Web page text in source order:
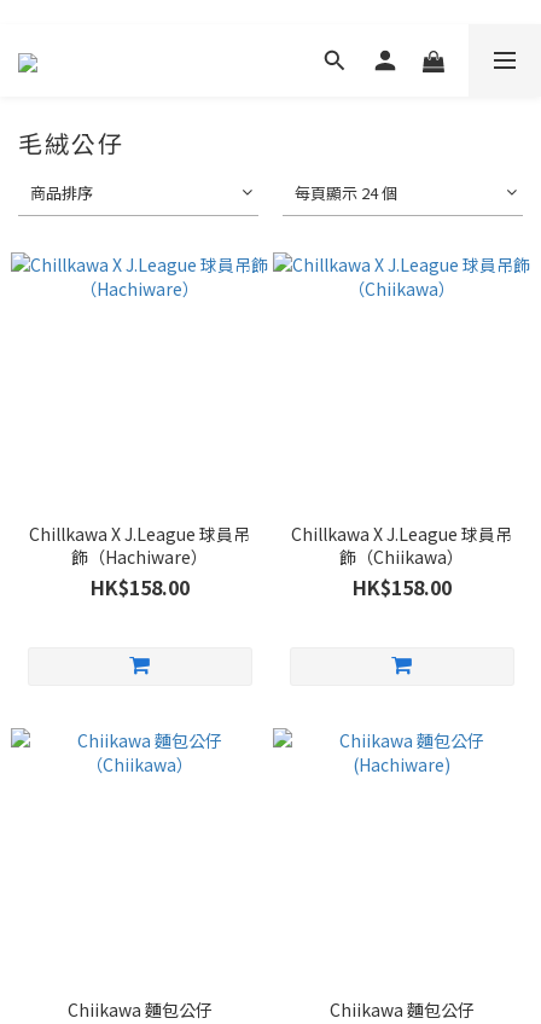
毛絨公仔
商品排序 每頁顯示 24 個
Chillkawa X J.League 球員吊
飾（Hachiware）
HK$158.00
Chillkawa X J.League 球員吊
飾（Chiikawa）
HK$158.00
Chiikawa 麵包公仔
Chiikawa 麵包公仔